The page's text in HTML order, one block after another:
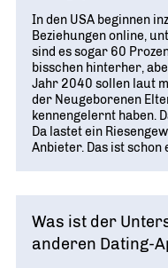
In den USA beginnen
Beziehungen online,
sind es sogar 60
bisschen hinterher,
Jahr 2040 sollen laut
der Neugeborenen
kennengelernt haben.
Da lastet ein
Anbieter. Das ist
Was ist der
anderen Dating-